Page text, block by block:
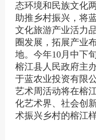
态环境和民族文化
助推乡村振兴，将
文化旅游产业活力
圈发展，拓展产业
地。今年10月 中下
榕江县人民政府主
于蓝农业投资有限
艺术周活动将在榕
化艺术界、社会创
术振兴乡村的榕江